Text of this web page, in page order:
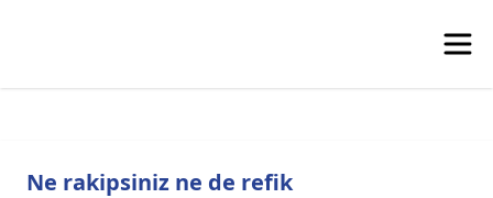
Ne rakipsiniz ne de refik